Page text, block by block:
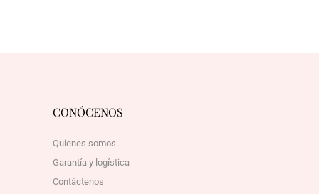
CONÓCENOS
Quienes somos
Garantía y logística
Contáctenos